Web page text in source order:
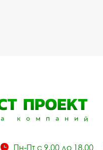
Пн-Пт с 9.00 до 18.00